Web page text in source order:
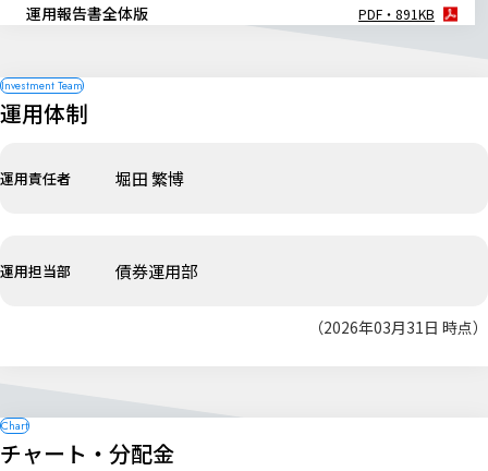
運用報告書全体版 PDF・891KB
運用体制
運用責任者 堀田 繁博
運用担当部 債券運用部
（2026年03月31日 時点）
チャート・分配金